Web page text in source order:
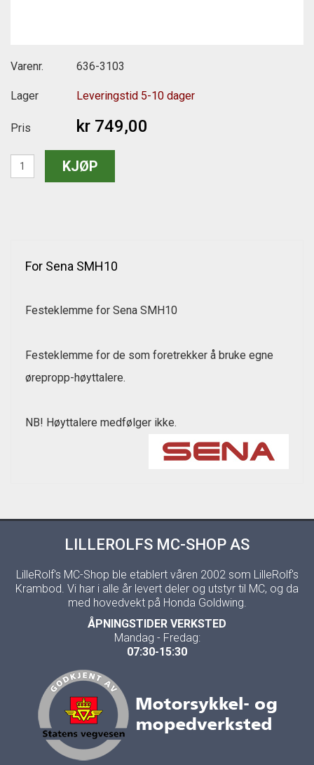
Varenr. 636-3103
Lager Leveringstid 5-10 dager
Pris kr 749,00
For Sena SMH10
Festeklemme for Sena SMH10
Festeklemme for de som foretrekker å bruke egne
ørepropp-høyttalere.
NB! Høyttalere medfølger ikke.
LILLEROLFS MC-SHOP AS
LilleRolf's MC-Shop ble etablert våren 2002 som LilleRolf's
Krambod. Vi har i alle år levert deler og utstyr til MC, og da
med hovedvekt på Honda Goldwing.
ÅPNINGSTIDER VERKSTED
Mandag - Fredag:
07:30-15:30